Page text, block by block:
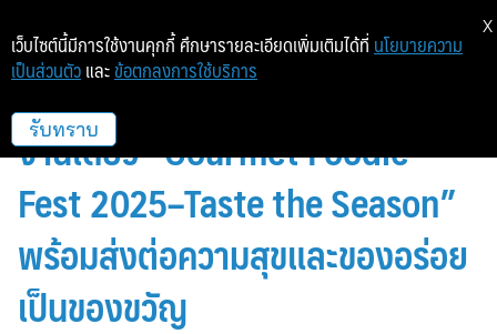
รวมร้านอร่อยคัดพิเศษ ฟินครบใน
งานเดียว “Gourmet Foodie
Fest 2025–Taste the Season”
พร้อมส่งต่อความสุขและของอร่อย
เป็นของขวัญ
เว็บไซต์นี้มีการใช้งานคุกกี้ ศึกษารายละเอียดเพิ่มเติมได้ที่ นโยบายความ
เป็นส่วนตัว และ ข้อตกลงการใช้บริการ
รับทราบ
X